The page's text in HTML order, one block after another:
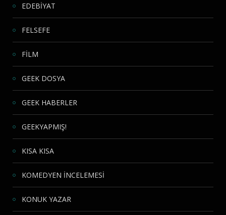
EDEBİYAT
FELSEFE
FİLM
GEEK DOSYA
GEEK HABERLER
GEEKYAPMIŞ!
KISA KISA
KOMEDYEN İNCELEMESİ
KONUK YAZAR